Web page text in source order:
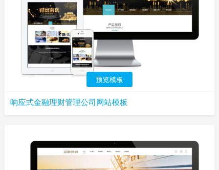
预览模板
响应式金融理财管理公司网站模板